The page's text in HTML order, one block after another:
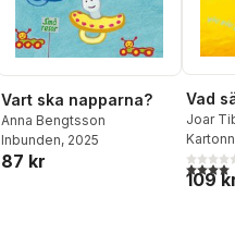
Vart ska napparna?
Anna Bengtsson
Inbunden, 2025
87 kr
Vad
Joar
4,0utav
109